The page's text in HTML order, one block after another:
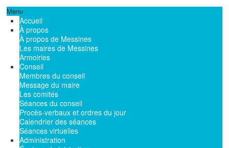
Menu
Accueil
À propos
À propos de Messines
Les maires de Messines
Armoiries
Conseil
Membres du conseil
Message du maire
Les comités
Séances du conseil
Procès-verbaux et ordres du jour
Calendrier des séances
Séances virtuelles
Administration